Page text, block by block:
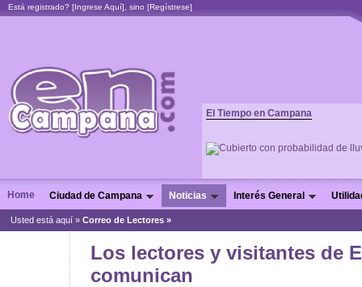
Está registrado? [Ingrese Aquí], sino [Regístrese]
El Tiempo en Campana
Home Ciudad de Campana Noticias Interés General
Usted está aquí » Correo de Lectores »
Los lectores y visitantes de
comunican